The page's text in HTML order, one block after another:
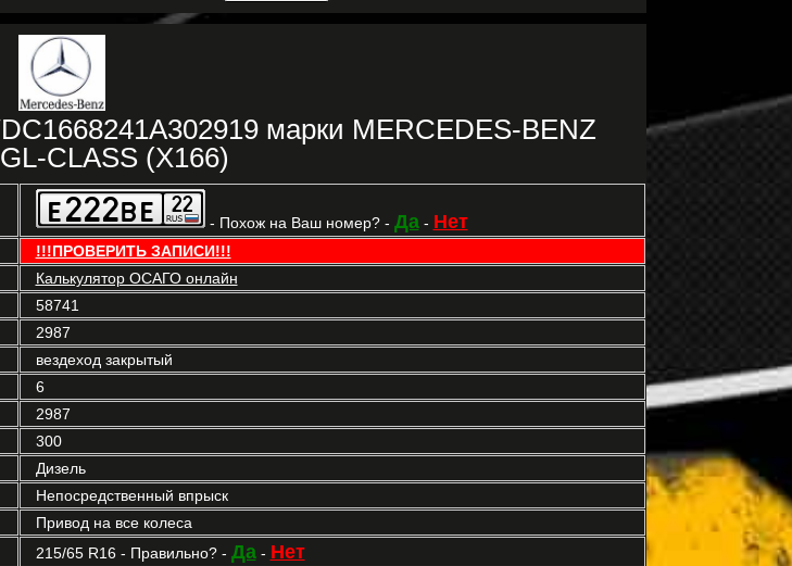
марки MERCEDES-BENZ
CLASS (X166)
- Похож на Ваш номер? - Да- Нет
!!!ПРОВЕРИТЬ ЗАПИСИ!!!
Калькулятор ОСАГО онлайн
58741
2987
вездеход закрытый
6
2987
300
Дизель
Непосредственный впрыск
Привод на все колеса
215/65 R16 - Правильно? - Да- Нет